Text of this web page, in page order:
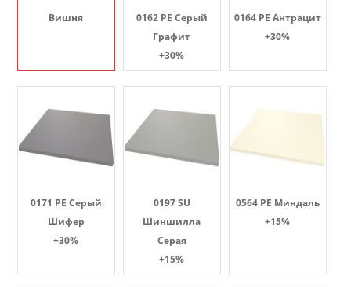
Вишня
0162 PE Серый
Графит
+30%
0164 PE Антрацит
+30%
0171 PE Серый
Шифер
+30%
0197 SU
Шиншилла
Серая
+15%
0564 PE Миндаль
+15%